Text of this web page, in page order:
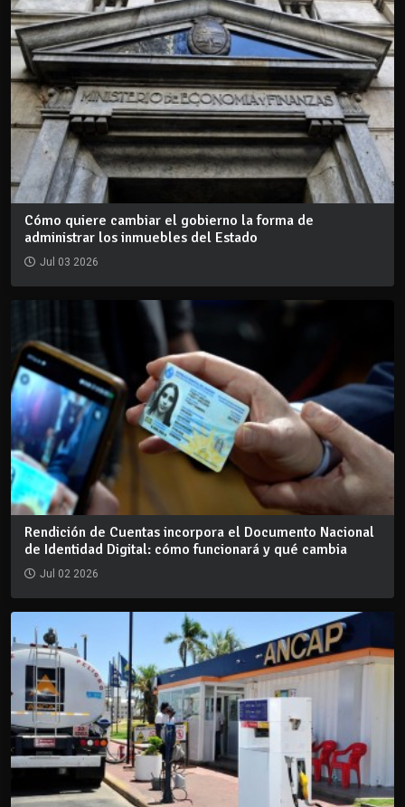
Cómo quiere cambiar el gobierno la forma de
administrar los inmuebles del Estado
Jul 03 2026
Rendición de Cuentas incorpora el Documento Nacional
de Identidad Digital: cómo funcionará y qué cambia
Jul 02 2026